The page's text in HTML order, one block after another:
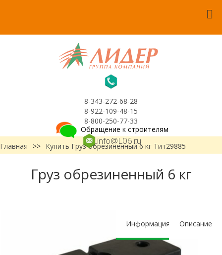
8-343-272-68-28
8-922-109-48-15
8-800-250-77-33
info@L06.ru
Обращение к строителям
Главная
>> Купить Груз обрезиненный 6 кг Тит29885
Груз обрезиненный 6 кг
Информация Описание